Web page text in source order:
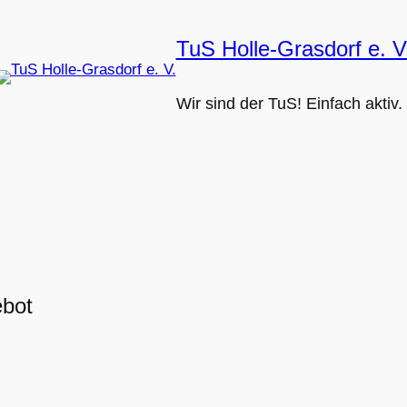
TuS Holle-Grasdorf e.
Wir sind der TuS! Einfach aktiv.